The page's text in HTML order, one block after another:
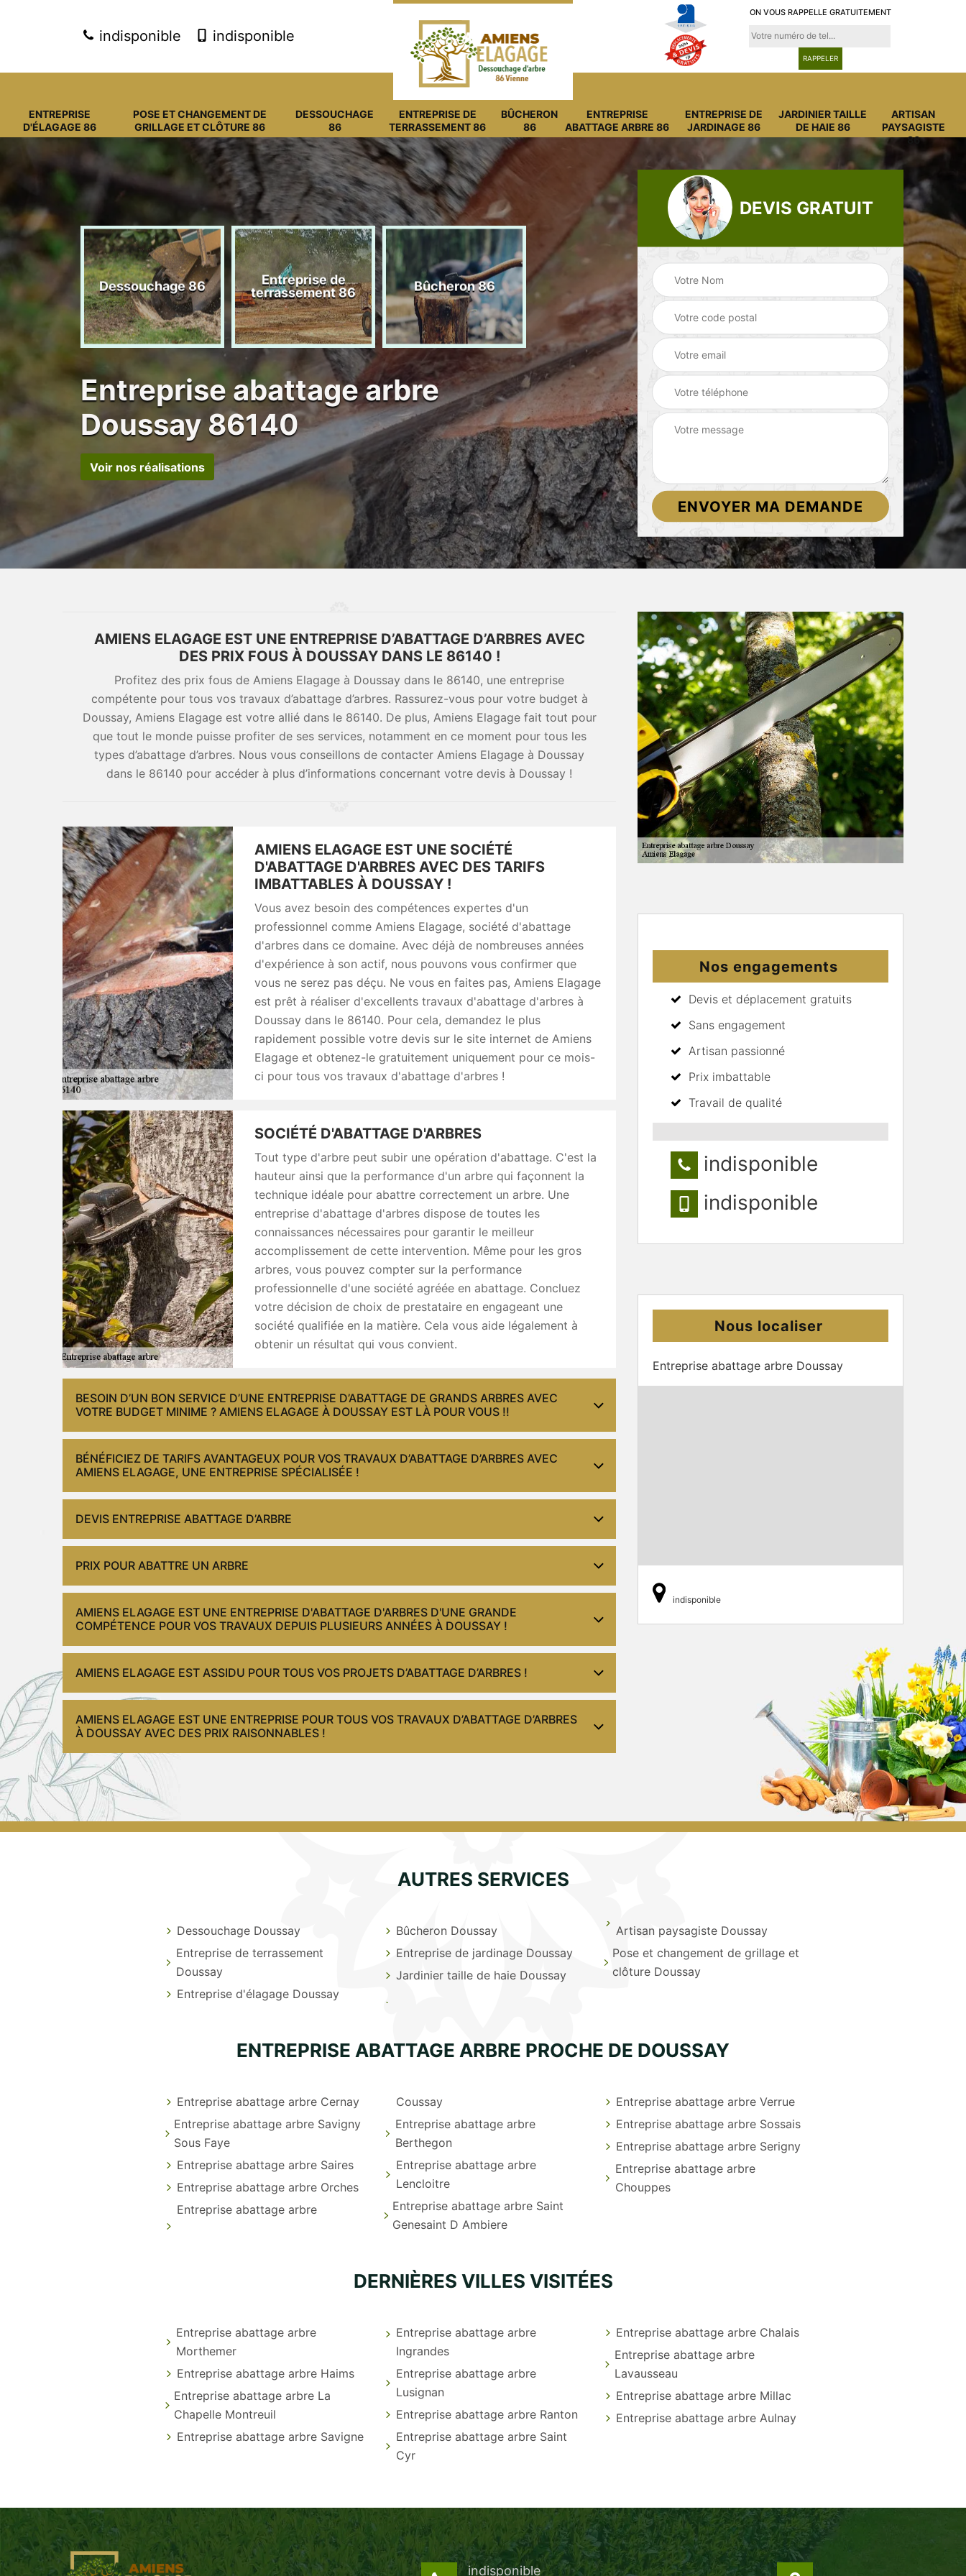
indisponible indisponible
ON VOUS RAPPELLE GRATUITEMENT
ENTREPRISE
D'ÉLAGAGE 86
POSE ET CHANGEMENT DE
GRILLAGE ET CLÔTURE 86
DESSOUCHAGE
86
ENTREPRISE DE
TERRASSEMENT 86
BÛCHERON
86
ENTREPRISE
ABATTAGE ARBRE 86
ENTREPRISE DE
JARDINAGE 86
JARDINIER TAILLE
DE HAIE 86
ARTISAN
PAYSAGISTE
86
Dessouchage 86
Entreprise de
terrassement 86
Bûcheron 86
Entreprise
abattage arbre 86
Entreprise de
jardinage 86
Artisan
Entreprise abattage arbre
Doussay 86140
Voir nos réalisations
DEVIS GRATUIT
AMIENS ELAGAGE EST UNE ENTREPRISE D’ABATTAGE D’ARBRES AVEC
DES PRIX FOUS À DOUSSAY DANS LE 86140 !
Profitez des prix fous de Amiens Elagage à Doussay dans le 86140, une entreprise
compétente pour tous vos travaux d’abattage d’arbres. Rassurez-vous pour votre budget à
Doussay, Amiens Elagage est votre allié dans le 86140. De plus, Amiens Elagage fait tout pour
que tout le monde puisse profiter de ses services, notamment en ce moment pour tous les
types d’abattage d’arbres. Nous vous conseillons de contacter Amiens Elagage à Doussay
dans le 86140 pour accéder à plus d’informations concernant votre devis à Doussay !
AMIENS ELAGAGE EST UNE SOCIÉTÉ
D'ABATTAGE D'ARBRES AVEC DES TARIFS
IMBATTABLES À DOUSSAY !
Vous avez besoin des compétences expertes d'un
professionnel comme Amiens Elagage, société d'abattage
d'arbres dans ce domaine. Avec déjà de nombreuses années
d'expérience à son actif, nous pouvons vous confirmer que
vous ne serez pas déçu. Ne vous en faites pas, Amiens Elagage
est prêt à réaliser d'excellents travaux d'abattage d'arbres à
Doussay dans le 86140. Pour cela, demandez le plus
rapidement possible votre devis sur le site internet de Amiens
Elagage et obtenez-le gratuitement uniquement pour ce mois-
ci pour tous vos travaux d'abattage d'arbres !
SOCIÉTÉ D'ABATTAGE D'ARBRES
Tout type d'arbre peut subir une opération d'abattage. C'est la
hauteur ainsi que la performance d'un arbre qui façonnent la
technique idéale pour abattre correctement un arbre. Une
entreprise d'abattage d'arbres dispose de toutes les
connaissances nécessaires pour garantir le meilleur
accomplissement de cette intervention. Même pour les gros
arbres, vous pouvez compter sur la performance
professionnelle d'une société agréée en abattage. Concluez
votre décision de choix de prestataire en engageant une
société qualifiée en la matière. Cela vous aide légalement à
obtenir un résultat qui vous convient.
BESOIN D’UN BON SERVICE D’UNE ENTREPRISE D’ABATTAGE DE GRANDS ARBRES AVEC
VOTRE BUDGET MINIME ? AMIENS ELAGAGE À DOUSSAY EST LÀ POUR VOUS !!
BÉNÉFICIEZ DE TARIFS AVANTAGEUX POUR VOS TRAVAUX D’ABATTAGE D’ARBRES AVEC
AMIENS ELAGAGE, UNE ENTREPRISE SPÉCIALISÉE !
DEVIS ENTREPRISE ABATTAGE D’ARBRE
PRIX POUR ABATTRE UN ARBRE
AMIENS ELAGAGE EST UNE ENTREPRISE D'ABATTAGE D'ARBRES D'UNE GRANDE
COMPÉTENCE POUR VOS TRAVAUX DEPUIS PLUSIEURS ANNÉES À DOUSSAY !
AMIENS ELAGAGE EST ASSIDU POUR TOUS VOS PROJETS D’ABATTAGE D’ARBRES !
AMIENS ELAGAGE EST UNE ENTREPRISE POUR TOUS VOS TRAVAUX D’ABATTAGE D’ARBRES
À DOUSSAY AVEC DES PRIX RAISONNABLES !
Nos engagements
Devis et déplacement gratuits
Sans engagement
Artisan passionné
Prix imbattable
Travail de qualité
indisponible
indisponible
Nous localiser
Entreprise abattage arbre Doussay
indisponible
AUTRES SERVICES
Dessouchage Doussay
Entreprise de terrassement
Doussay
Entreprise d'élagage Doussay
Bûcheron Doussay
Entreprise de jardinage Doussay
Jardinier taille de haie Doussay
Artisan paysagiste Doussay
Pose et changement de grillage et
clôture Doussay
ENTREPRISE ABATTAGE ARBRE PROCHE DE DOUSSAY
Entreprise abattage arbre Cernay
Entreprise abattage arbre Savigny
Sous Faye
Entreprise abattage arbre Saires
Entreprise abattage arbre Orches
Entreprise abattage arbre
Coussay
Entreprise abattage arbre
Berthegon
Entreprise abattage arbre
Lencloitre
Entreprise abattage arbre Saint
Genesaint D Ambiere
Entreprise abattage arbre Verrue
Entreprise abattage arbre Sossais
Entreprise abattage arbre Serigny
Entreprise abattage arbre
Chouppes
DERNIÈRES VILLES VISITÉES
Entreprise abattage arbre
Morthemer
Entreprise abattage arbre Haims
Entreprise abattage arbre La
Chapelle Montreuil
Entreprise abattage arbre Savigne
Entreprise abattage arbre
Ingrandes
Entreprise abattage arbre
Lusignan
Entreprise abattage arbre Ranton
Entreprise abattage arbre Saint
Cyr
Entreprise abattage arbre Chalais
Entreprise abattage arbre
Lavausseau
Entreprise abattage arbre Millac
Entreprise abattage arbre Aulnay
indisponible